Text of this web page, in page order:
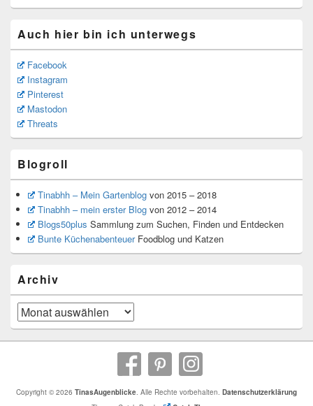
Auch hier bin ich unterwegs
Facebook
Instagram
Pinterest
Mastodon
Threats
Blogroll
Tinabhh – Mein Gartenblogvon 2015 – 2018
Tinabhh – mein erster Blogvon 2012 – 2014
Blogs50plus Sammlung zum Suchen, Finden und Entdecken
Bunte KüchenabenteuerFoodblog und Katzen
Archiv
Archiv
Copyright © 2026 TinasAugenblicke . Alle Rechte vorbehalten. Datenschutzerklärung